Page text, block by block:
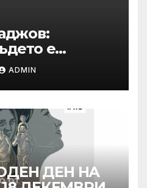
е
грешка
трябва да
вторичен
ADMIN
ДЕН НА